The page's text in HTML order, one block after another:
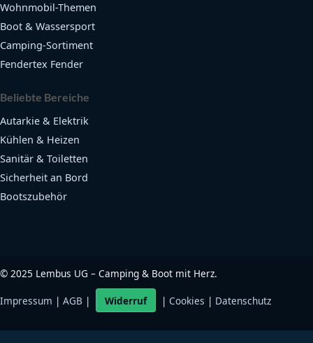
Wohnmobil-Themen
Boot & Wassersport
Camping-Sortiment
Fendertex Fender
Beliebte Bereiche
Autarkie & Elektrik
Kühlen & Heizen
Sanitär & Toiletten
Sicherheit an Bord
Bootszubehör
© 2025 Lembus UG – Camping & Boot mit Herz.
Impressum | AGB | Widerruf | Cookies | Datenschutz